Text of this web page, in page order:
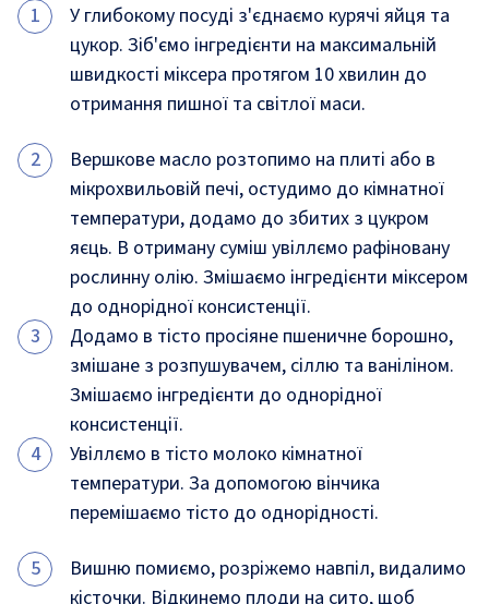
У глибокому посуді з'єднаємо курячі яйця та
цукор. Зіб'ємо інгредієнти на максимальній
швидкості міксера протягом 10 хвилин до
отримання пишної та світлої маси.
Вершкове масло розтопимо на плиті або в
мікрохвильовій печі, остудимо до кімнатної
температури, додамо до збитих з цукром
яєць. В отриману суміш увіллємо рафіновану
рослинну олію. Змішаємо інгредієнти міксером
до однорідної консистенції.
Додамо в тісто просіяне пшеничне борошно,
змішане з розпушувачем, сіллю та ваніліном.
Змішаємо інгредієнти до однорідної
консистенції.
Увіллємо в тісто молоко кімнатної
температури. За допомогою вінчика
перемішаємо тісто до однорідності.
Вишню помиємо, розріжемо навпіл, видалимо
кісточки. Відкинемо плоди на сито, щоб